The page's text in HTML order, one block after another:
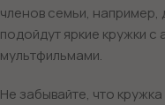
членов семьи,
подойдут яркие кружки
мультфильмами.
Не забывайте, что